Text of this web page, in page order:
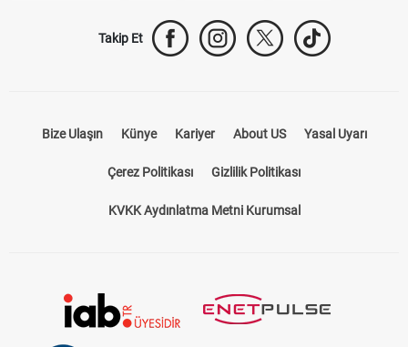
Takip Et
Bize Ulaşın Künye Kariyer About US Yasal Uyarı
Çerez Politikası Gizlilik Politikası
KVKK Aydınlatma Metni Kurumsal